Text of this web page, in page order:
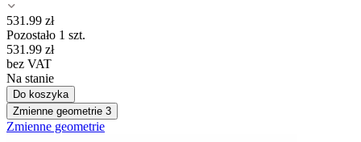
531.99 zł
Pozostało 1 szt.
531.99 zł
bez VAT
Na stanie
Do koszyka
Zmienne geometrie 3
Zmienne geometrie